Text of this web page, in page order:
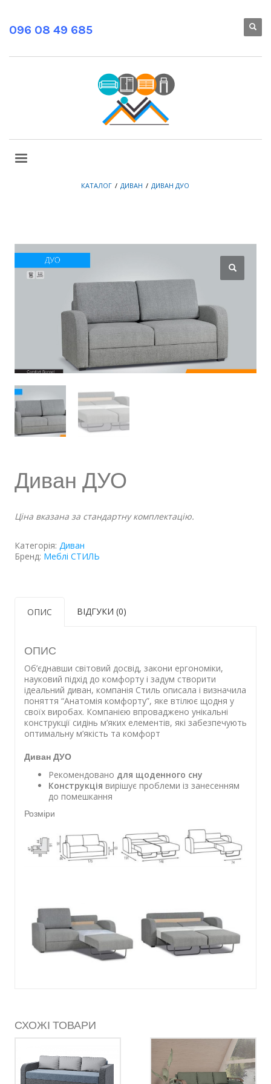
096 08 49 685
КАТАЛОГ ДИВАН ДИВАН ДУО
Диван ДУО
Ціна вказана за стандартну комплектацію.
Категорія: Диван
Бренд: Меблі СТИЛЬ
ОПИС ВІДГУКИ (0)
ОПИС
Об’єднавши світовий досвід, закони ергономіки,
науковий підхід до комфорту і задум створити
ідеальний диван, компанія Стиль описала і визначила
поняття “Анатомія комфорту”, яке втілює щодня у
своїх виробах. Компанією впроваджено унікальні
конструкції сидінь м’яких елементів, які забезпечують
оптимальну м’якість та комфорт
Диван ДУО
Рекомендовано для щоденного сну
Конструкція вирішує проблеми із занесенням
до помешкання
Розміри
СХОЖІ ТОВАРИ